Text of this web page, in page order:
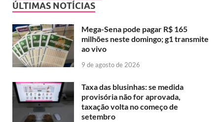
ÚLTIMAS NOTÍCIAS
Mega-Sena pode pagar R$ 165
milhões neste domingo; g1 transmite
ao vivo
9 de agosto de 2026
Taxa das blusinhas: se medida
provisória não for aprovada,
taxação volta no começo de
setembro